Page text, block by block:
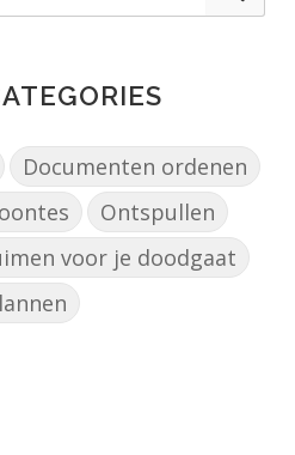
Documenten ordenen
Ontspullen
voor je doodgaat